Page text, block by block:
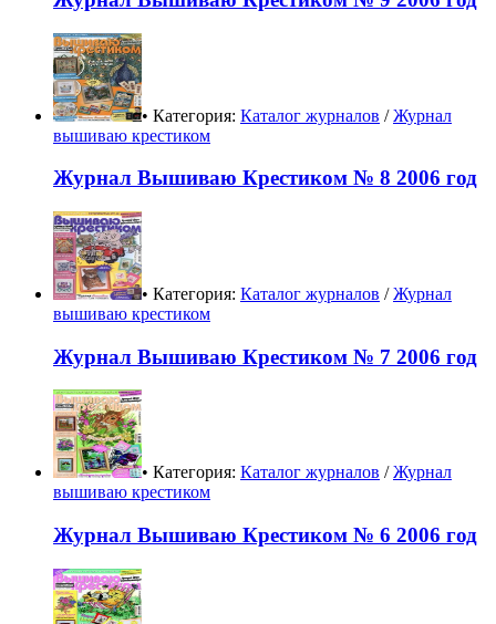
• Категория: Каталог журналов /Журнал
вышиваю крестиком
Журнал Вышиваю Крестиком № 8 2006 год
• Категория: Каталог журналов /Журнал
вышиваю крестиком
Журнал Вышиваю Крестиком № 7 2006 год
• Категория: Каталог журналов /Журнал
вышиваю крестиком
Журнал Вышиваю Крестиком № 6 2006 год